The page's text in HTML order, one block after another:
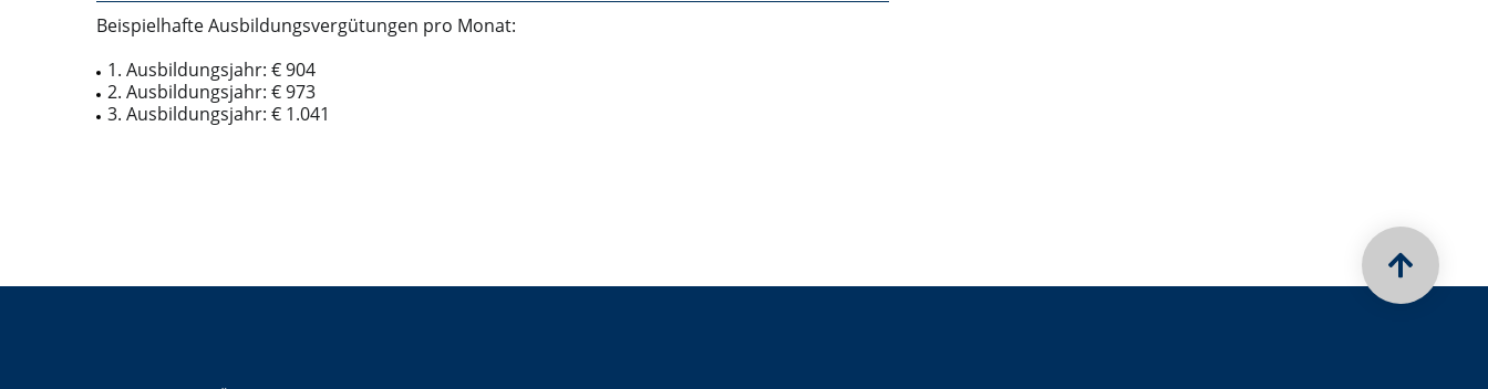
Beispielhafte Ausbildungsvergütungen pro Monat:
1. Ausbildungsjahr: € 904
2. Ausbildungsjahr: € 973
3. Ausbildungsjahr: € 1.041